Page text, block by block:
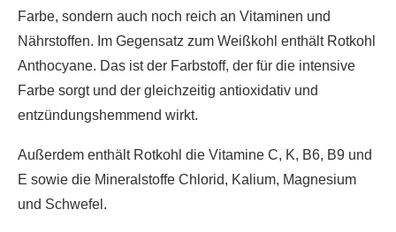
Farbe, sondern auch noch reich an Vitaminen und
Nährstoffen. Im Gegensatz zum Weißkohl enthält Rotkohl
Anthocyane. Das ist der Farbstoff, der für die intensive
Farbe sorgt und der gleichzeitig antioxidativ und
entzündungshemmend wirkt.
Außerdem enthält Rotkohl die Vitamine C, K, B6, B9 und
E sowie die Mineralstoffe Chlorid, Kalium, Magnesium
und Schwefel.